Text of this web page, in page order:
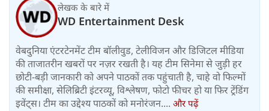
लेखक के बारे में
WD Entertainment Desk
वेबदुनिया एंटरटेनमेंट टीम बॉलीवुड, टेलीविजन और डिजिटल मीडिया
की ताजातरीन खबरों पर नज़र रखती है। यह टीम सिनेमा से जुड़ी हर
छोटी-बड़ी जानकारी को अपने पाठकों तक पहुंचाती है, चाहे वो फिल्मों
की समीक्षा, सेलिब्रिटी इंटरव्यू, विश्लेषण, फोटो फीचर हो या फिर ट्रेंडिंग
इवेंट्स। टीम का उद्देश्य पाठकों को मनोरंजन.... और पढ़ें